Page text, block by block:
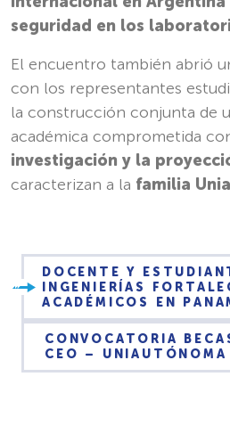
seguridad en los
El encuentro también abrió
con los representantes
la construcción conjunta de
académica comprometida
investigación y la
caracterizan a la familia
DOCENTE Y
INGENIERÍAS
ACADÉMICOS EN
CONVOCATORIA
CEO – UNIAUTÓNOMA